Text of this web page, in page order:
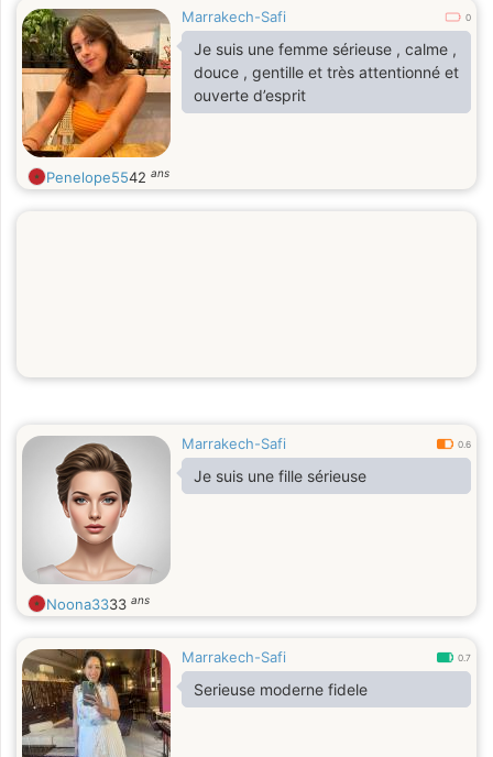
Marrakech-Safi 0
Je suis une femme sérieuse , calme ,
douce , gentille et très attentionné et
ouverte d’esprit
Penelope5542 ans
Marrakech-Safi 0.6
Je suis une fille sérieuse
Noona3333 ans
Marrakech-Safi 0.7
Serieuse moderne fidele